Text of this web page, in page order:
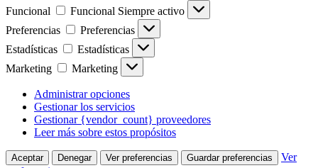
Funcional
Funcional Siempre activo
Preferencias
Preferencias
Estadísticas
Estadísticas
Marketing
Marketing
Administrar opciones
Gestionar los servicios
Gestionar {vendor_count} proveedores
Leer más sobre estos propósitos
Aceptar Denegar Ver preferencias Guardar preferencias
Ver